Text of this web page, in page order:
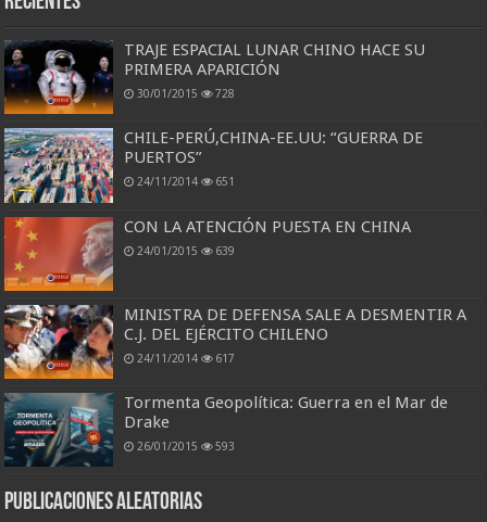
TRAJE ESPACIAL LUNAR CHINO HACE SU
PRIMERA APARICIÓN
30/01/2015 728
CHILE-PERÚ,CHINA-EE.UU: “GUERRA DE
PUERTOS”
24/11/2014 651
CON LA ATENCIÓN PUESTA EN CHINA
24/01/2015 639
MINISTRA DE DEFENSA SALE A DESMENTIR A
C.J. DEL EJÉRCITO CHILENO
24/11/2014 617
Tormenta Geopolítica: Guerra en el Mar de
Drake
26/01/2015 593
Publicaciones aleatorias